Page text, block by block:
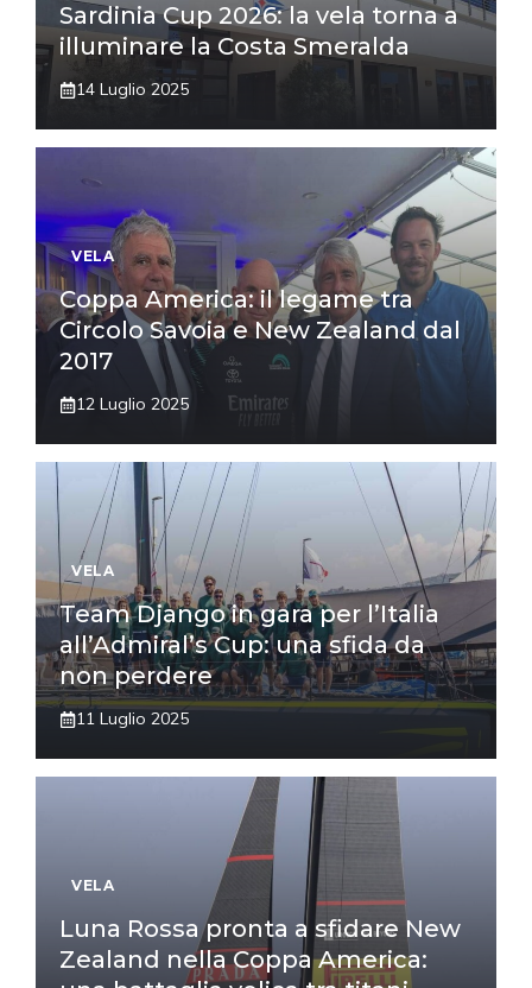
Sardinia Cup 2026: la vela torna a
illuminare la Costa Smeralda
14 Luglio 2025
VELA
Coppa America: il legame tra
Circolo Savoia e New Zealand dal
2017
12 Luglio 2025
VELA
Team Django in gara per l’Italia
all’Admiral’s Cup: una sfida da
non perdere
11 Luglio 2025
VELA
Luna Rossa pronta a sfidare New
Zealand nella Coppa America: